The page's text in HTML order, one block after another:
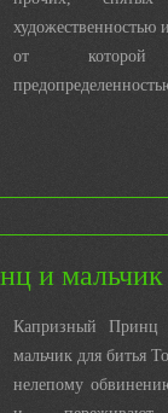
художественностью
от которой
и
Капризный Принц
мальчик для битья
нелепому